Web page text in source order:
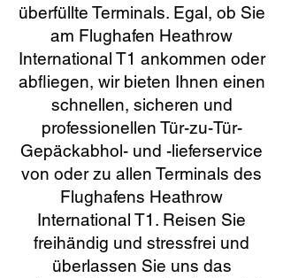
überfüllte Terminals. Egal, ob Sie
am Flughafen Heathrow
International T1 ankommen oder
abfliegen, wir bieten Ihnen einen
schnellen, sicheren und
professionellen Tür-zu-Tür-
Gepäckabhol- und -lieferservice
von oder zu allen Terminals des
Flughafens Heathrow
International T1. Reisen Sie
freihändig und stressfrei und
überlassen Sie uns das